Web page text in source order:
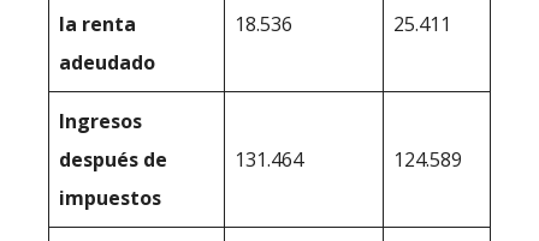
la renta
adeudado
18.536 25.411
Ingresos
después de
impuestos
131.464 124.589